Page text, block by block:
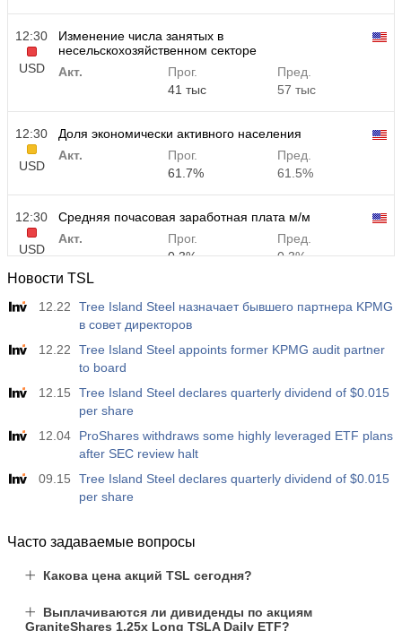
12:30
USD
Изменение числа занятых в
несельскохозяйственном секторе
Акт.
Прог.
41 тыс
Пред.
57 тыс
12:30
USD
Доля экономически активного населения
Акт.
Прог.
61.7%
Пред.
61.5%
12:30
USD
Средняя почасовая заработная плата м/м
Акт.
Прог.
0.3%
Пред.
0.3%
12:30
Средняя почасовая заработная плата г/г
Акт.
Прог.
несельскохозяйственном секторе
Акт.
40 тыс
49 тыс
12:30
Уровень безработицы U6
Акт.
Hughes
451
Новости TSL
12.22
Tree Island Steel назначает бывшего партнера KPMG
в совет директоров
12.22
Tree Island Steel appoints former KPMG audit partner
to board
12.15
Tree Island Steel declares quarterly dividend of $0.015
per share
12.04
ProShares withdraws some highly leveraged ETF plans
after SEC review halt
09.15
Tree Island Steel declares quarterly dividend of $0.015
per share
Часто задаваемые вопросы
Какова цена акций TSL сегодня?
Выплачиваются ли дивиденды по акциям
GraniteShares 1.25x Long TSLA Daily ETF?